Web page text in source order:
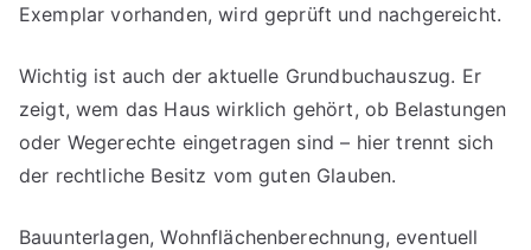
Exemplar vorhanden, wird geprüft und nachgereicht.
Wichtig ist auch der aktuelle Grundbuchauszug. Er
zeigt, wem das Haus wirklich gehört, ob Belastungen
oder Wegerechte eingetragen sind – hier trennt sich
der rechtliche Besitz vom guten Glauben.
Bauunterlagen, Wohnflächenberechnung, eventuell